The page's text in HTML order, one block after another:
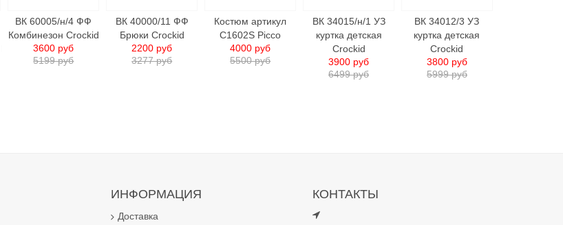
ВК 60005/н/4 ФФ
Комбинезон Crockid
5199 руб
3600 руб
ВК 40000/11 ФФ
Брюки Crockid
3277 руб
2200 руб
Костюм артикул
C1602S Picco
5500 руб
4000 руб
ВК 34015/н/1 УЗ
куртка детcкая
Crockid
6499 руб
3900 руб
ВК 34012/3 УЗ
куртка детcкая
Crockid
5999 руб
3800 руб
ИНФОРМАЦИЯ
Доставка
КОНТАКТЫ